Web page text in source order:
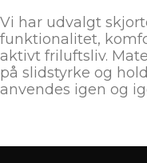
Vi har udvalgt
funktionalitet,
aktivt friluftsliv.
på slidstyrke og
anvendes igen og